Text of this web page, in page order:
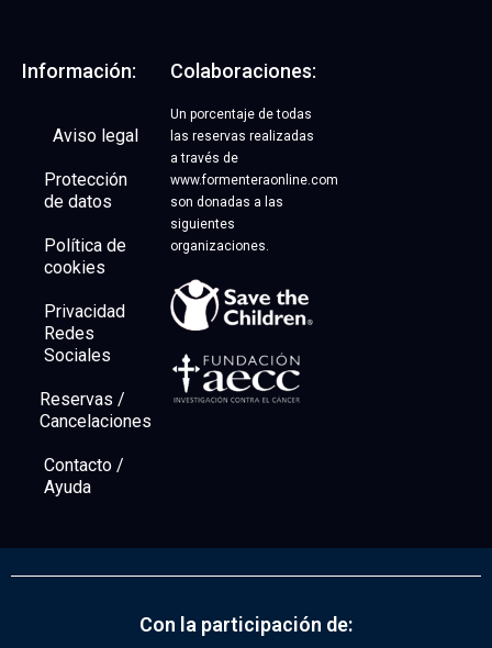
Código promocional: FONLINE
Abrir OFERTA
Información:
Aviso legal
Protección
de datos
Política de
cookies
Privacidad
Redes
Sociales
Reservas /
Cancelaciones
Contacto /
Ayuda
Colaboraciones:
Un porcentaje de todas
las reservas realizadas
a través de
www.formenteraonline.com
son donadas a las
siguientes
organizaciones.
Con la participación de: